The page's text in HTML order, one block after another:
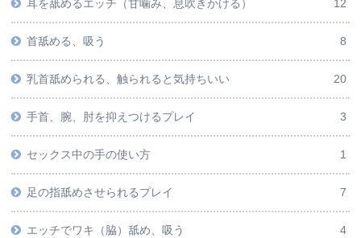
耳を舐めるエッチ（甘噛み、息吹きかける） 12
首舐める、吸う 8
乳首舐められる、触られると気持ちいい 20
手首、腕、肘を抑えつけるプレイ 3
セックス中の手の使い方 1
足の指舐めさせられるプレイ 7
エッチでワキ（脇）舐め、吸う 4